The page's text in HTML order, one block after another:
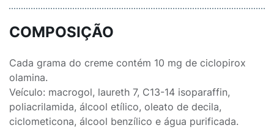
COMPOSIÇÃO
Cada grama do creme contém 10 mg de ciclopirox
olamina.
Veículo: macrogol, laureth 7, C13-14 isoparaffin,
poliacrilamida, álcool etílico, oleato de decila,
ciclometicona, álcool benzílico e água purificada.